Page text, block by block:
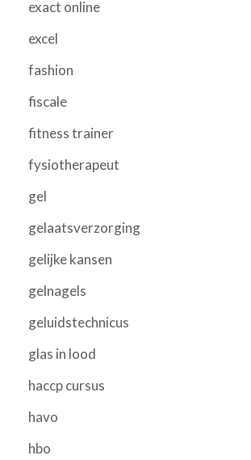
exact online
excel
fashion
fiscale
fitness trainer
fysiotherapeut
gel
gelaatsverzorging
gelijke kansen
gelnagels
geluidstechnicus
glas in lood
haccp cursus
havo
hbo